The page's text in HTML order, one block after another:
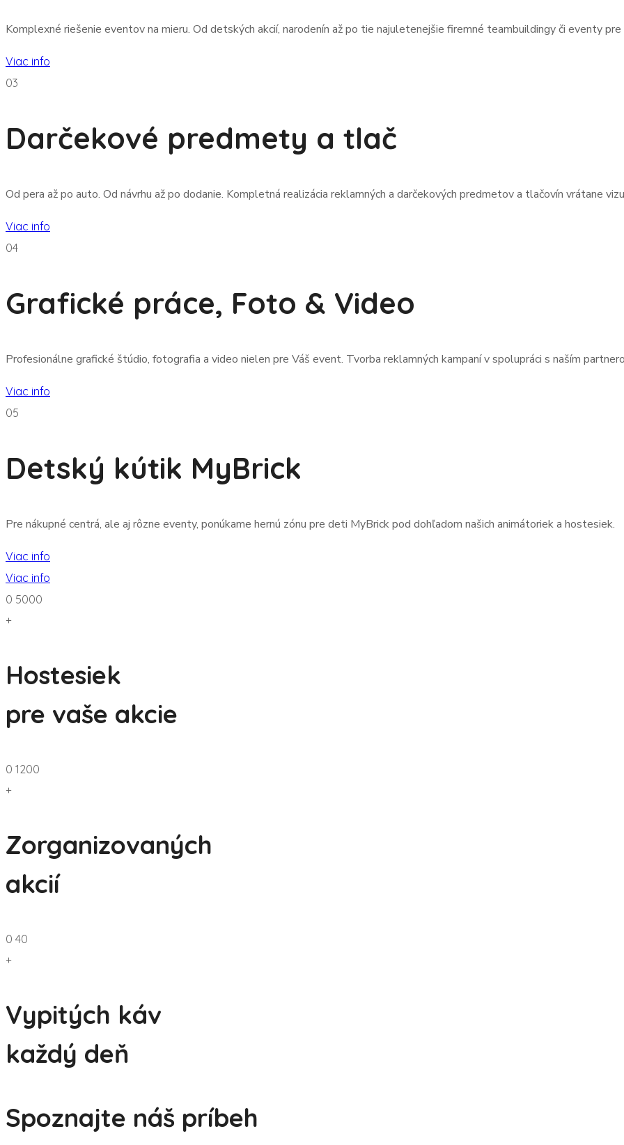
Komplexné riešenie eventov na mieru. Od detských akcií, narodenín až po tie najuletenejšie firemné teambuildingy či eventy
Viac info
03
Darčekové predmety a tlač
Od pera až po auto. Od návrhu až po dodanie. Kompletná realizácia reklamných a darčekových predmetov a tlačovín vrátane
Viac info
04
Grafické práce, Foto & Video
Profesionálne grafické štúdio, fotografia a video nielen pre Váš event. Tvorba reklamných kampaní v spolupráci s naším
Viac info
05
Detský kútik MyBrick
Pre nákupné centrá, ale aj rôzne eventy, ponúkame hernú zónu pre deti MyBrick pod dohľadom našich animátoriek a hostesiek.
Viac info
Viac info
0 5000
+
Hostesiek
pre vaše akcie
0 1200
+
Zorganizovaných
akcií
0 40
+
Vypitých káv
každý deň
Spoznajte náš príbeh